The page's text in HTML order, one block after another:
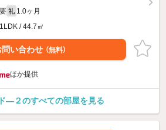
礼 1.0ヶ月
/ 44.7㎡
問い合わせ （無料）
ほか提供
—２のすべての部屋を見る